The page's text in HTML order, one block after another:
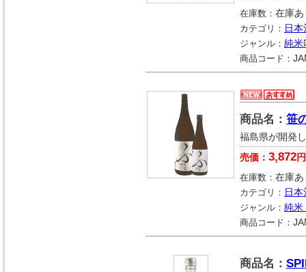
在庫数： 在庫あ
カテゴリ： 日本
ジャンル： 純米
商品コード：
商品名： 笹
福島県が開発
売価： 3,872 円
在庫数： 在庫あ
カテゴリ： 日本
ジャンル： 純米
商品コード：
商品名：